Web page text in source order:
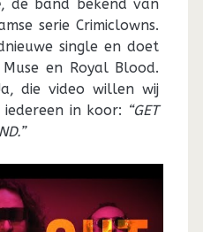
, de band bekend van
serie Crimiclowns.
single en doet
en Royal Blood.
die video willen wij
iedereen in koor: “GET